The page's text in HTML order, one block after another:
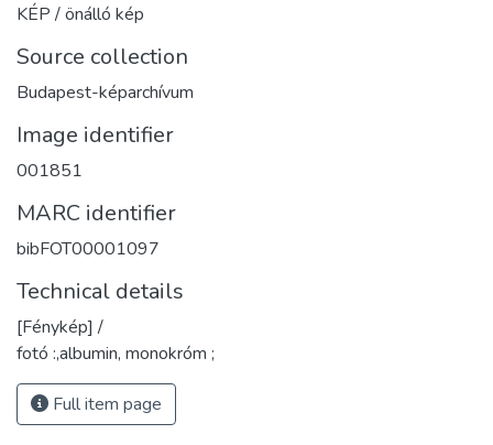
KÉP / önálló kép
Source collection
Budapest-képarchívum
Image identifier
001851
MARC identifier
bibFOT00001097
Technical details
[Fénykép] /
fotó :,albumin, monokróm ;
Full item page